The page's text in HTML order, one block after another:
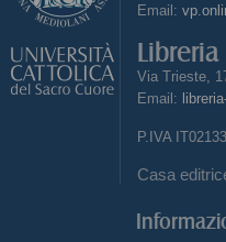
Email:
Libreria
Via Trieste,
Email:
P.IVA
Casa